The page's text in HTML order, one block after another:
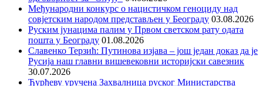
Међународни конкурс о нацистичком геноциду над
совјетским народом представљен у Београду 03.08.2026
Руским јунацима палим у Првом светском рату одата
пошта у Београду 01.08.2026
Славенко Терзић: Путинова изјава – још један доказ да је
Русија наш главни вишевековни историјски савезник
30.07.2026
Ђурђеву уручена Захвалница руског Министарства